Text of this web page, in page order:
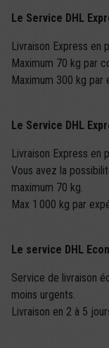
Le Service DHL
Livraison Express en
Maximum 70 kg par
Maximum 300 kg
Le Service DHL
Livraison Express en
Vous avez la
maximum 70 kg.
Max 1 000 kg par
Le service DHL
Service de livraison
moins urgents.
Livraison en 2 à 5